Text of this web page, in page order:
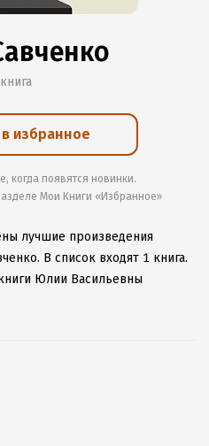
избранное
когда появятся новинки.
Мои Книги «Избранное»
лучшие произведения
В список входят 1 книга.
Юлии Васильевны